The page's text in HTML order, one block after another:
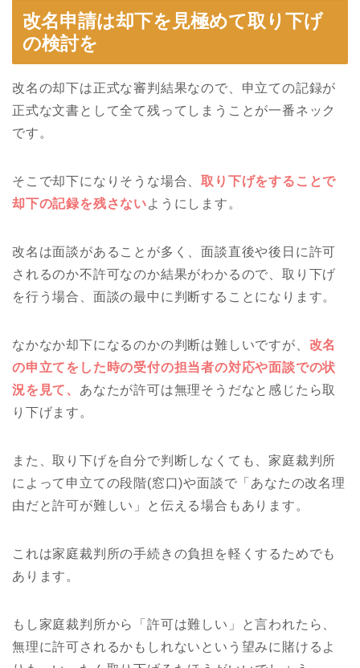
改名申請は却下を見極めて取り下げ
の検討を
改名の却下は正式な審判結果なので、申立ての記録が
正式な文書として全て残ってしまうことが一番ネック
です。
そこで却下になりそうな場合、取り下げをすることで
却下の記録を残さないようにします。
改名は面談があることが多く、面談直後や後日に許可
されるのか不許可なのか結果がわかるので、取り下げ
を行う場合、面談の最中に判断することになります。
なかなか却下になるのかの判断は難しいですが、 改名
の申立てをした時の受付の担当者の対応や面談での状
況を見て、 あなたが許可は無理そうだなと感じたら取
り下げます。
また、取り下げを自分で判断しなくても、家庭裁判所
によって申立ての段階(窓口)や面談で「あなたの改名理
由だと許可が難しい」と伝える場合もあります。
これは家庭裁判所の手続きの負担を軽くするためでも
あります。
もし家庭裁判所から「許可は難しい」と言われたら、
無理に許可されるかもしれないという望みに賭けるよ